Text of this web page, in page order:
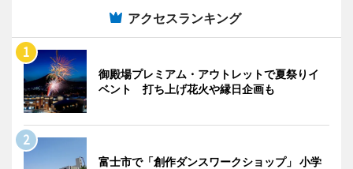
アクセスランキング
御殿場プレミアム・アウトレットで夏祭りイ
ベント 打ち上げ花火や縁日企画も
富士市で「創作ダンスワークショップ」 小学